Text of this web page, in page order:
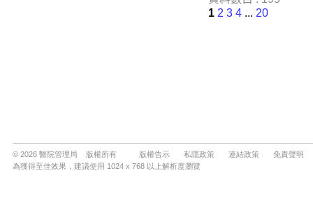
© 2026 醫院管理局 版權所有 版權告示 私隱政策 連結政策
免責聲明
為獲得至佳效果，建議使用 1024 x 768 以上解析度瀏覽